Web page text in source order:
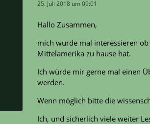
25. Juli 2018 um 09:01
Hallo Zusammen,
mich würde mal interessieren
Mittelamerika zu hause hat.
Ich würde mir gerne mal einen
werden.
Wenn möglich bitte die
Ich, und sicherlich viele weiter